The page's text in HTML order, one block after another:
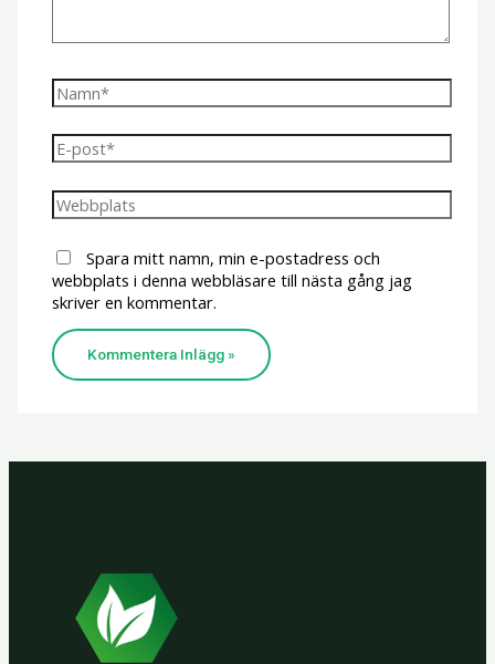
Namn*
E-
post*
Webbplats
Spara mitt namn, min e-postadress och
webbplats i denna webbläsare till nästa gång jag
skriver en kommentar.